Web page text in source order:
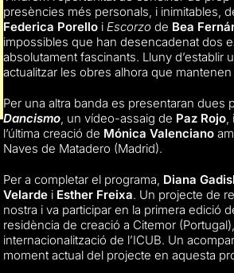
presències més personals, i inimitables,
Federica Porelloi Escorzo de Bea
impossibles que han desencadenat dos
absolutament fascinants. Lluny d’establir
actualitzar les obres alhora que
Per una altra banda es presentaran dues
Dancismo, un vídeo-assaig de Paz Rojo, i
l’última creació de Mónica Valenciano
Naves de Matadero (Madrid).
Per a completar el programa, Diana
Velardei Esther Freixa. Un projecte de
nostra i va participar en la primera edició
residència de creació a Citemor
internacionalització de l’ICUB. Un
moment actual del projecte en aquesta